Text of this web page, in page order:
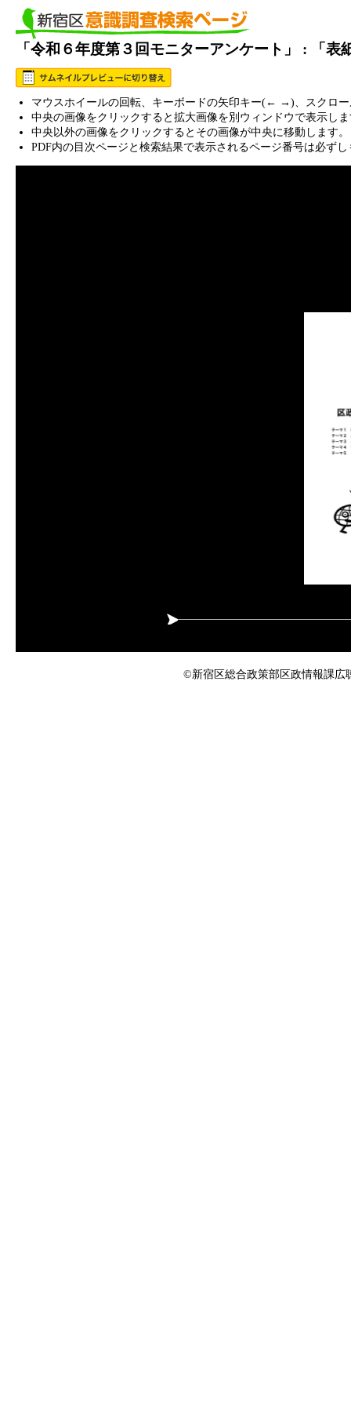
「令和６年度第３回モニターアンケート」 : 「表
マウスホイールの回転、キーボードの矢印キー(← →)、スクロ
中央の画像をクリックすると拡大画像を別ウィンドウで表示し
中央以外の画像をクリックするとその画像が中央に移動します。
PDF内の目次ページと検索結果で表示されるページ番号は必ず
©新宿区総合政策部区政情報課広